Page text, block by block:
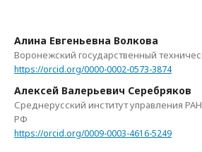
Алина Евгеньевна Волкова
Воронежский государственный
https://orcid.org/0000-0002-0573-3874
Алексей Валерьевич Серебряков
Среднерусский институт управления
РФ
https://orcid.org/0009-0003-4616-5249